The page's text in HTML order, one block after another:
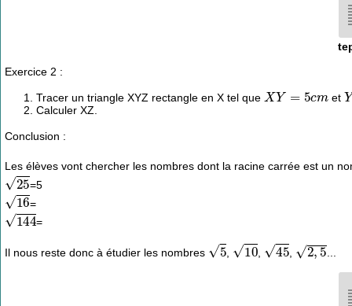
Exercice 2 :
Tracer un triangle XYZ rectangle en X tel que XY= m et Y
Calculer XZ.
Conclusion :
Les élèves vont chercher les nombres dont la racine carrée est un
25 =5
16 =
144 =
Il nous reste donc à étudier les nombres 10 45 ,5